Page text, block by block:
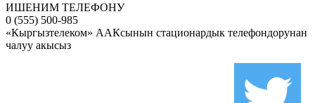
ИШЕНИМ ТЕЛЕФОНУ
0 (555) 500-985
«Кыргызтелеком» ААКсынын стационардык телефондорунан
чалуу акысыз